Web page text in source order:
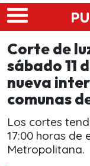
Skip to main content
Corte de
sábado 11
nueva
comunas
Los cortes
17:00 horas de
Metropolitana.